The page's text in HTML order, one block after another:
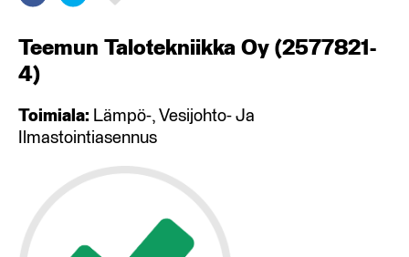
Teemun Talotekniikka Oy (2577821-
4)
Toimiala: Lämpö-, Vesijohto- Ja
Ilmastointiasennus